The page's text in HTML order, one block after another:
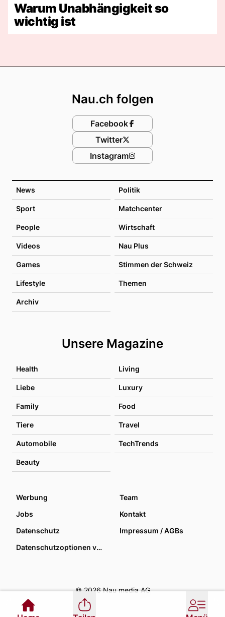
Warum Unabhängigkeit so
wichtig ist
News Politik
Sport Matchcenter
People Wirtschaft
Videos Nau Plus
Games Stimmen der Schweiz
Lifestyle Themen
Archiv
Unsere Magazine
Health Living
Liebe Luxury
Family Food
Tiere Travel
Automobile TechTrends
Beauty
Nau.ch folgen
Facebook
Twitter
Instagram
Werbung
Team
Jobs
Kontakt
Datenschutz
Impressum / AGBs
Datenschutzoptionen verwalten
© 2026 Nau media AG